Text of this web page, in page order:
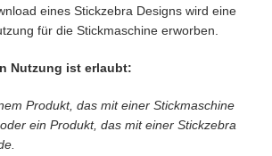
eines Stickzebra Designs wird eine
für die Stickmaschine erworben.
Nutzung ist erlaubt:
Produkt, das mit einer Stickmaschine
ein Produkt, das mit einer Stickzebra